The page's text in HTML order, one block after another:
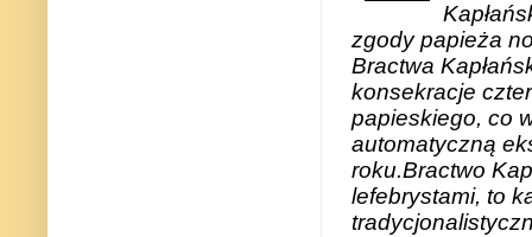
zgody papieża
Bractwa
konsekracje
papieskiego, co
automatyczną
roku.Bractwo
lefebrystami, to